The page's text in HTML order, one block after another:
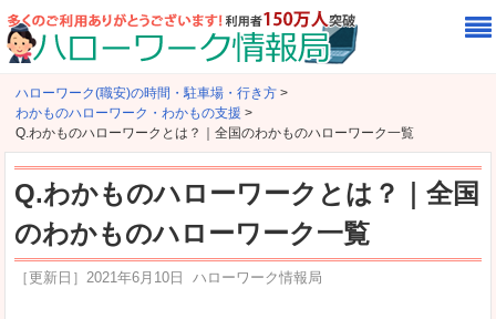
ハローワーク(職安)の時間・駐車場・行き方 >
わかものハローワーク・わかもの支援 >
Q.わかものハローワークとは？｜全国のわかものハローワーク一覧
Q.わかものハローワークとは？｜全国
のわかものハローワーク一覧
［更新日］ 2021年6月10日 ハローワーク情報局